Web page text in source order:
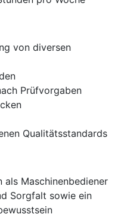
von diversen
Prüfvorgaben
Qualitätsstandards
als Maschinenbediener
Sorgfalt sowie ein